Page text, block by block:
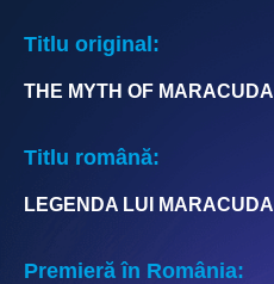
Titlu original:
THE MYTH OF MARACUDA
Titlu română:
LEGENDA LUI MARACUDA
Premieră în România: